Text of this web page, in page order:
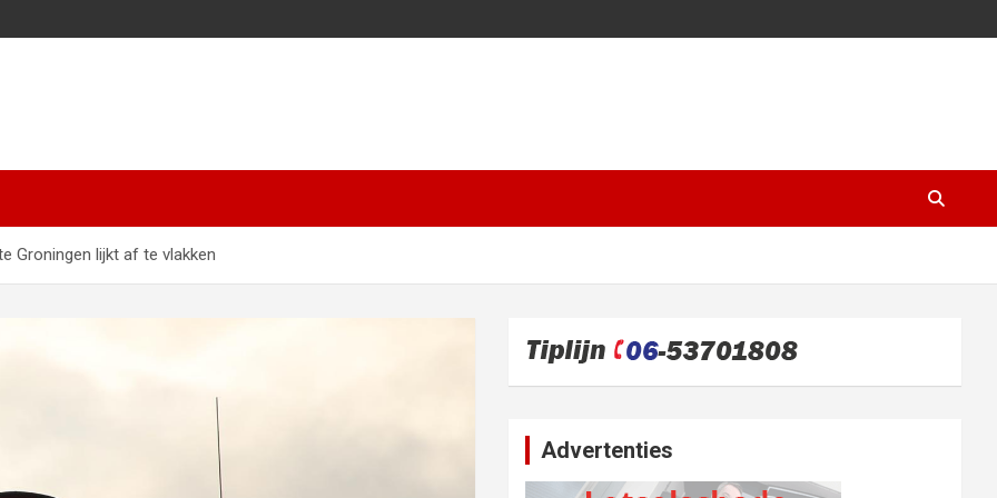
Groningen lijkt af te vlakken
Advertenties